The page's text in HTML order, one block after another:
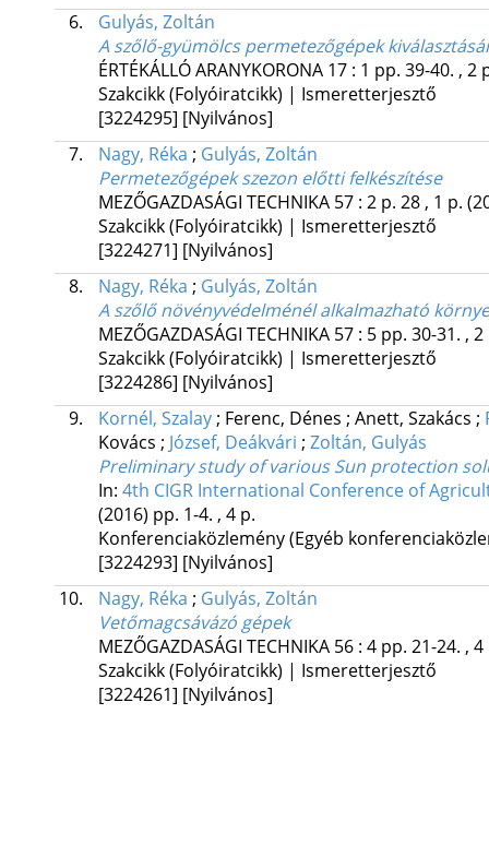
6.
Gulyás, Zoltán
A szőlő-gyümölcs permetezőgépek
ÉRTÉKÁLLÓ ARANYKORONA 17: 1 pp. 39-40. , 2
Szakcikk (Folyóiratcikk) | Ismeretterjesztő
[3224295] [Nyilvános]
7.
Nagy, Réka ; Gulyás, Zoltán
Permetezőgépek szezon előtti felkészítése
MEZŐGAZDASÁGI TECHNIKA 57: 2 p. 28 , 1 p.
Szakcikk (Folyóiratcikk) | Ismeretterjesztő
[3224271] [Nyilvános]
8.
Nagy, Réka ; Gulyás, Zoltán
A szőlő növényvédelménél alkalmazható
MEZŐGAZDASÁGI TECHNIKA 57: 5 pp. 30-31. ,
Szakcikk (Folyóiratcikk) | Ismeretterjesztő
[3224286] [Nyilvános]
9.
Kornél, Szalay; Ferenc, Dénes ; Anett, Szakács ;
Kovács ; József, Deákvári ; Zoltán, Gulyás
Preliminary study of various Sun protection
In: 4th CIGR International Conference of
(2016) pp. 1-4. , 4 p.
Konferenciaközlemény (Egyéb
[3224293] [Nyilvános]
10.
Nagy, Réka ; Gulyás, Zoltán
Vetőmagcsávázó gépek
MEZŐGAZDASÁGI TECHNIKA 56: 4 pp. 21-24. ,
Szakcikk (Folyóiratcikk) | Ismeretterjesztő
[3224261] [Nyilvános]